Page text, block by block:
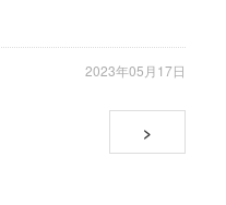
2023年05月17日
>